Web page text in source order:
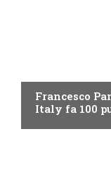
Francesco
Italy fa 100